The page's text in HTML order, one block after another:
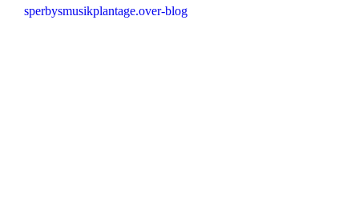
sperbysmusikplantage.over-blog